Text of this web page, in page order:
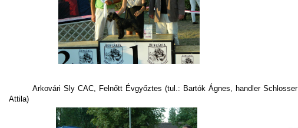
Arkovári Sly CAC, Felnőtt Évgyőztes (tul.: Bartók Ágnes, handler Schlosser
Attila)